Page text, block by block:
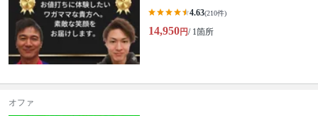
4.63(210件)
14,950円/ 1箇所
オファ